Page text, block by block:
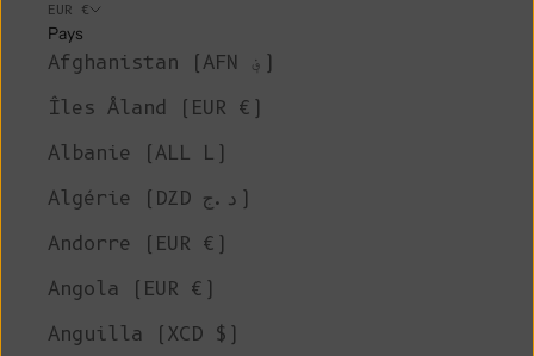
EUR €
Pays
Afghanistan (AFN ؋)
Îles Åland (EUR €)
Albanie (ALL L)
Algérie (DZD د.ج)
Andorre (EUR €)
Angola (EUR €)
Anguilla (XCD $)